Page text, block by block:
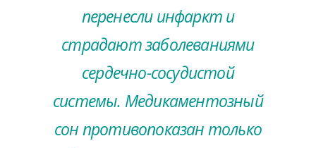
перенесли инфаркт и
страдают заболеваниями
сердечно-сосудистой
системы. Медикаментозный
сон противопоказан только